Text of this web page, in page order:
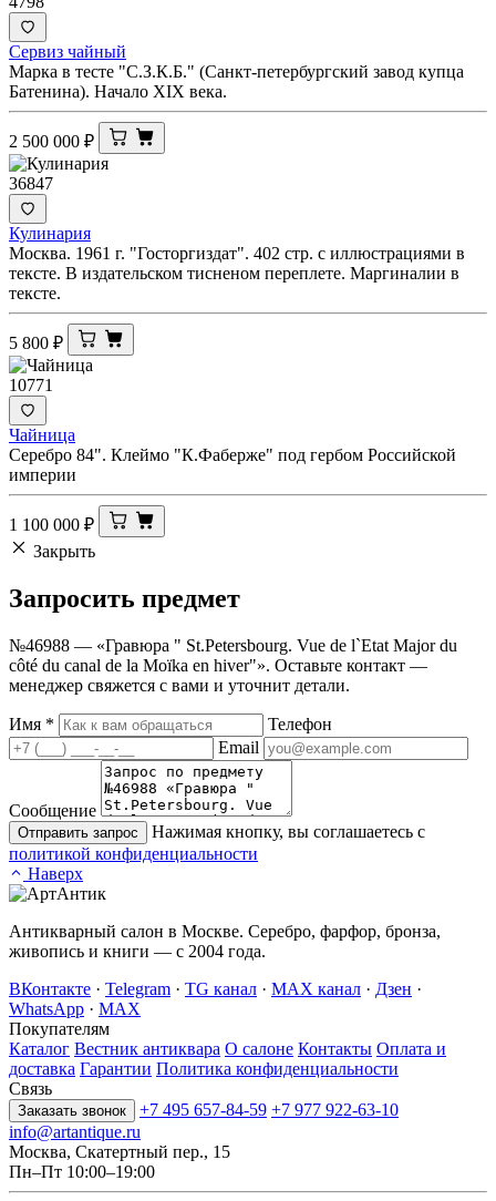
Сервиз чайный
Марка в тесте "С.З.К.Б." (Санкт-петербургский завод купца
Батенина). Начало XIX века.
2 500 000 ₽
36847
Кулинария
Москва. 1961 г. "Госторгиздат". 402 стр. с иллюстрациями в
тексте. В издательском тисненом переплете. Маргиналии в
тексте.
5 800 ₽
10771
Чайница
Серебро 84". Клеймо "К.Фаберже" под гербом Российской
империи
1 100 000 ₽
Закрыть
Запросить предмет
№46988 — «Гравюра " St.Petersbourg. Vue de l`Etat Major du
côté du canal de la Moïka en hiver"». Оставьте контакт —
менеджер свяжется с вами и уточнит детали.
Имя *
Телефон
Email
Сообщение
Отправить запрос
Нажимая кнопку, вы соглашаетесь с
политикой конфиденциальности
Наверх
Антикварный салон в Москве. Серебро, фарфор, бронза,
живопись и книги — с 2004 года.
ВКонтакте · Telegram · TG канал · MAX канал · Дзен ·
WhatsApp · MAX
Покупателям
Каталог Вестник антиквара О салоне Контакты Оплата и
доставка Гарантии Политика конфиденциальности
Связь
Заказать звонок +7 495 657-84-59 +7 977 922-63-10
info@artantique.ru
Москва, Скатертный пер., 15
Пн–Пт 10:00–19:00